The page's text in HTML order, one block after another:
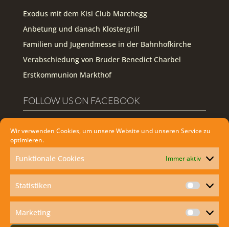
Wir verwenden Cookies, um unsere Website und unseren Service zu
optimieren.
Funktionale Cookies Immer aktiv
Statistiken
Marketing
Exodus mit dem Kisi Club Marchegg
Anbetung und danach Klostergrill
Familien und Jugendmesse in der Bahnhofkirche
Verabschiedung von Bruder Benedict Charbel
Erstkommunion Markthof
FOLLOW US ON FACEBOOK
Facebook
WIE KANN ICH DIE HEILIGE MESSE ZU
HAUSE MITFEIERN?